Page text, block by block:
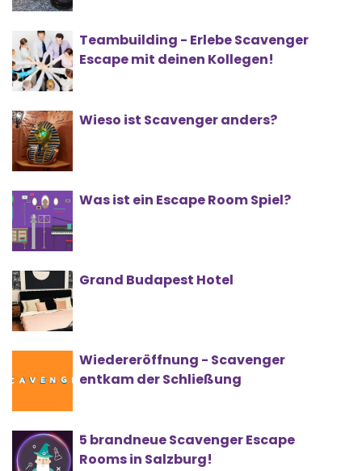
Teambuilding - Erlebe Scavenger
Escape mit deinen Kollegen!
Wieso ist Scavenger anders?
Was ist ein Escape Room Spiel?
Grand Budapest Hotel
Wiedereröffnung - Scavenger
entkam der Schließung
5 brandneue Scavenger Escape
Rooms in Salzburg!